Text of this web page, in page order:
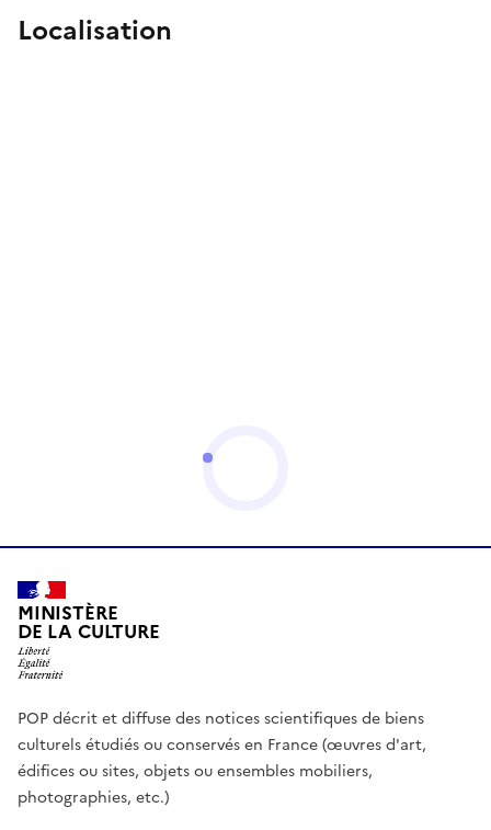
Localisation
MINISTÈRE
DE LA CULTURE
POP décrit et diffuse des notices scientifiques de biens
culturels étudiés ou conservés en France (œuvres d'art,
édifices ou sites, objets ou ensembles mobiliers,
photographies, etc.)